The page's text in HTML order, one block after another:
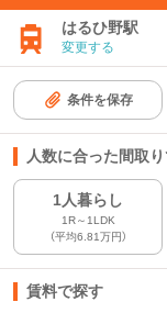
はるひ野駅
変更する
条件を保存
人数に合った間取
1人暮らし
1R～1LDK
（平均6.81万円）
賃料で探す